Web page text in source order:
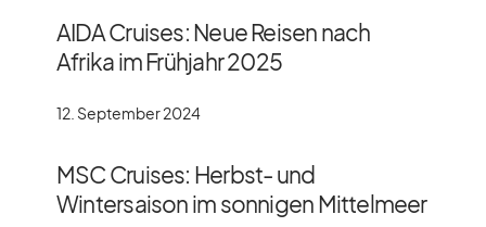
AIDA Cruises: Neue Reisen nach
Afrika im Frühjahr 2025
12. September 2024
MSC Cruises: Herbst- und
Wintersaison im sonnigen Mittelmeer